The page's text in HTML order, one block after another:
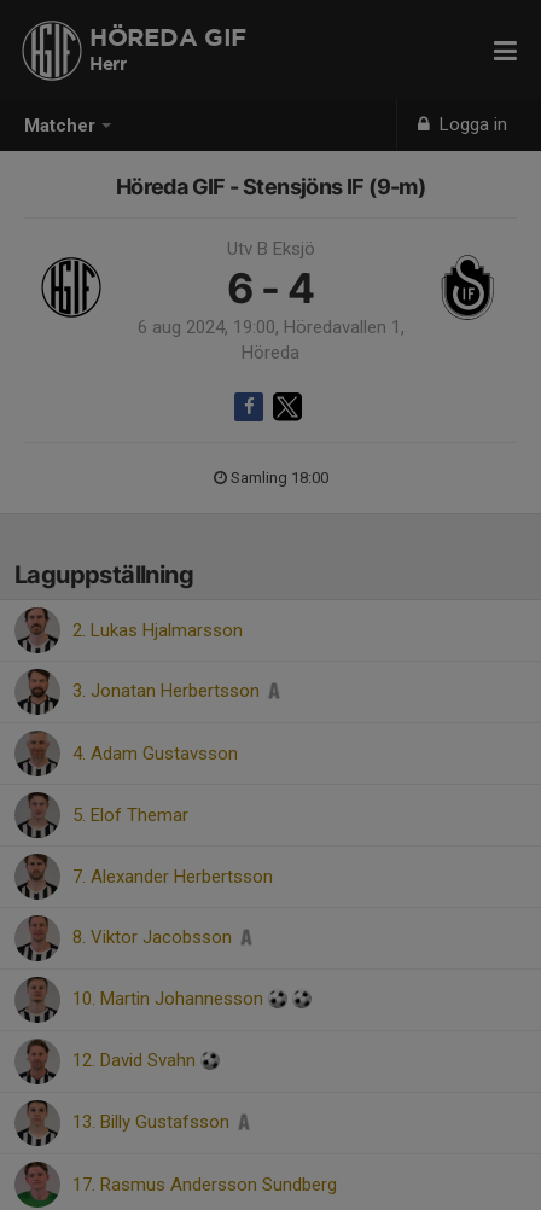
Matcher Logga in
HÖREDA GIF
Herr
Höreda GIF - Stensjöns IF (9-m)
Utv B Eksjö
6 - 4
6 aug 2024, 19:00, Höredavallen 1,
Höreda
Samling 18:00
Laguppställning
2. Lukas Hjalmarsson
3. Jonatan Herbertsson
4. Adam Gustavsson
5. Elof Themar
7. Alexander Herbertsson
8. Viktor Jacobsson
10. Martin Johannesson
12. David Svahn
13. Billy Gustafsson
17. Rasmus Andersson Sundberg